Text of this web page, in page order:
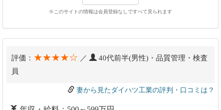
※このサイトの情報は会員登録なしですべて見られます
評価： ★★★★☆ ／
40代前半(男性)・品質管理・検査
員
妻から見たダイハツ工業の評判・口コミは？